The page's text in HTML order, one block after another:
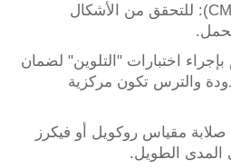
جهاز قياس الإحداثيات (CMM): للتحقق من الأشكال
اختبارات "التلوين" لضمان
والترس تكون مركزية
صلابة مقياس روكويل أو فيكرز
المدى الطويل.